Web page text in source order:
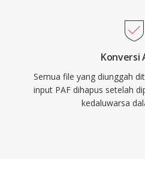
Konversi
Semua file yang diunggah
input PAF dihapus setelah
kedaluwarsa